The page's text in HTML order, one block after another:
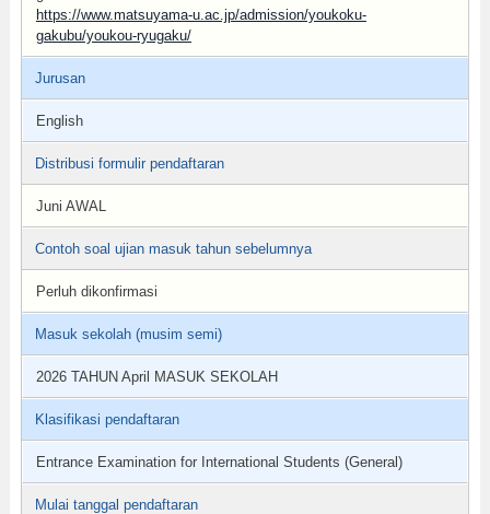
https://www.matsuyama-u.ac.jp/admission/youkoku-
gakubu/youkou-ryugaku/
Jurusan
English
Distribusi formulir pendaftaran
Juni AWAL
Contoh soal ujian masuk tahun sebelumnya
Perluh dikonfirmasi
Masuk sekolah (musim semi)
2026 TAHUN April MASUK SEKOLAH
Klasifikasi pendaftaran
Entrance Examination for International Students (General)
Mulai tanggal pendaftaran